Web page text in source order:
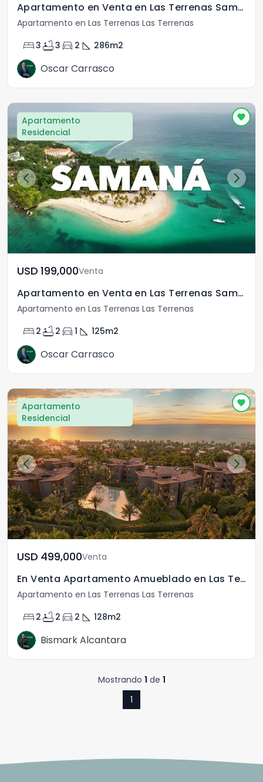
Apartamento en Venta en Las Terrenas Samana
Apartamento en Las Terrenas Las Terrenas
bed3 bathtub3 directions_car 2 square_foot 286m2
Oscar Carrasco
Apartamento
Residencial
USD	199,000Venta
Apartamento en Venta en Las Terrenas Samana
Apartamento en Las Terrenas Las Terrenas
bed 2 bathtub 2 directions_car 1 square_foot 125m2
Oscar Carrasco
Apartamento
Residencial
USD	499,000Venta
En Venta Apartamento Amueblado en Las Terrenas
Apartamento en Las Terrenas Las Terrenas
bed 2 bathtub 2 directions_car 2 square_foot 128m2
Bismark Alcantara
Mostrando 1 de 1
1